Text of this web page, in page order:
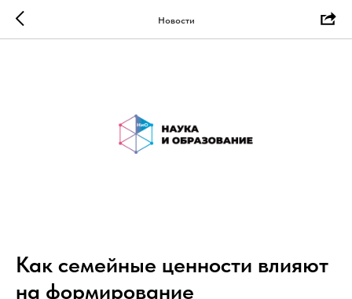
Новости
Как семейные ценности влияют
на формирование